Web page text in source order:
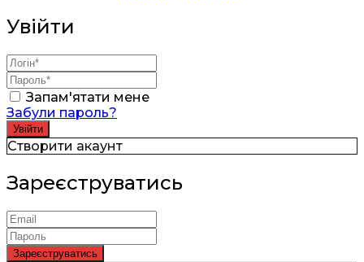
Увійти
Запам'ятати мене
Забули пароль?
Створити акаунт
Зареєструватись